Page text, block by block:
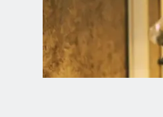
Italian
Czech